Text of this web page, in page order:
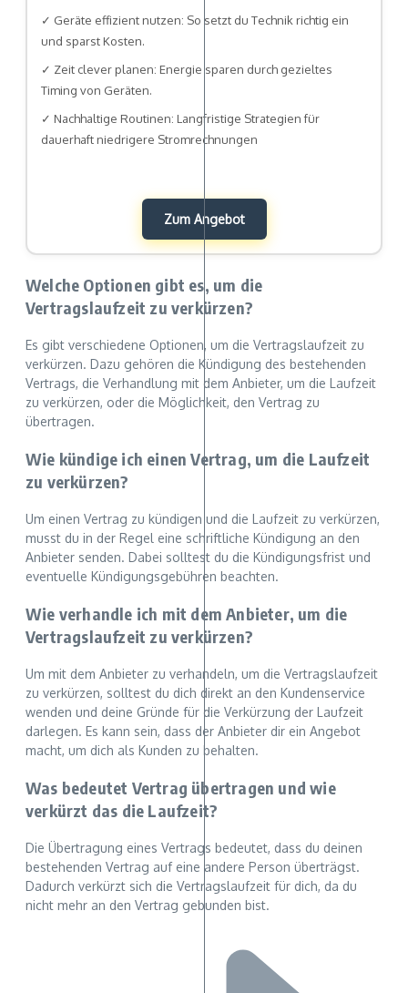
✓ Geräte effizient nutzen: So setzt du Technik richtig ein
und sparst Kosten.
✓ Zeit clever planen: Energie sparen durch gezieltes
Timing von Geräten.
✓ Nachhaltige Routinen: Langfristige Strategien für
dauerhaft niedrigere Stromrechnungen
Zum Angebot
Welche Optionen gibt es, um die
Vertragslaufzeit zu verkürzen?
Es gibt verschiedene Optionen, um die Vertragslaufzeit zu
verkürzen. Dazu gehören die Kündigung des bestehenden
Vertrags, die Verhandlung mit dem Anbieter, um die Laufzeit
zu verkürzen, oder die Möglichkeit, den Vertrag zu
übertragen.
Wie kündige ich einen Vertrag, um die Laufzeit
zu verkürzen?
Um einen Vertrag zu kündigen und die Laufzeit zu verkürzen,
musst du in der Regel eine schriftliche Kündigung an den
Anbieter senden. Dabei solltest du die Kündigungsfrist und
eventuelle Kündigungsgebühren beachten.
Wie verhandle ich mit dem Anbieter, um die
Vertragslaufzeit zu verkürzen?
Um mit dem Anbieter zu verhandeln, um die Vertragslaufzeit
zu verkürzen, solltest du dich direkt an den Kundenservice
wenden und deine Gründe für die Verkürzung der Laufzeit
darlegen. Es kann sein, dass der Anbieter dir ein Angebot
macht, um dich als Kunden zu behalten.
Was bedeutet Vertrag übertragen und wie
verkürzt das die Laufzeit?
Die Übertragung eines Vertrags bedeutet, dass du deinen
bestehenden Vertrag auf eine andere Person überträgst.
Dadurch verkürzt sich die Vertragslaufzeit für dich, da du
nicht mehr an den Vertrag gebunden bist.